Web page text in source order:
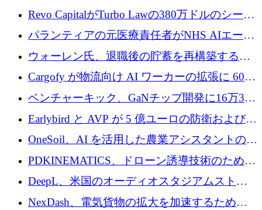
で成長を促進
Revo CapitalがTurbo Lawの380万ドルのシード
ラウンドを主導し、訴訟プラットフォームを
パランティアの元医療責任者がNHS AIエージ
ェントの立ち上げに1,000万ポンドを調達
ウォーレン氏、退職後の貯蓄を再構築するた
めに1,000万ユーロを調達
Cargofy が物流向け AI ワーカーの拡張に 600
万ドルを獲得
ベンチャーキック、GaNチップ開発に16万3千
ユーロでMinisaを支援
Earlybird と AVP が 5 億ユーロの防衛および二
重用途の成長基金である E2D を立ち上げる
OneSoil、AI を活用した農業アシスタントの拡
大に​​ 100 万ユーロを確保
PDKINEMATICS、ドローン誘導技術のために
200 万ユーロを調達
DeepL、米国のオーディオスタジアムストリ
ーミング事業Mixhaloを買収
NexDash、電気貨物の拡大を加速するために